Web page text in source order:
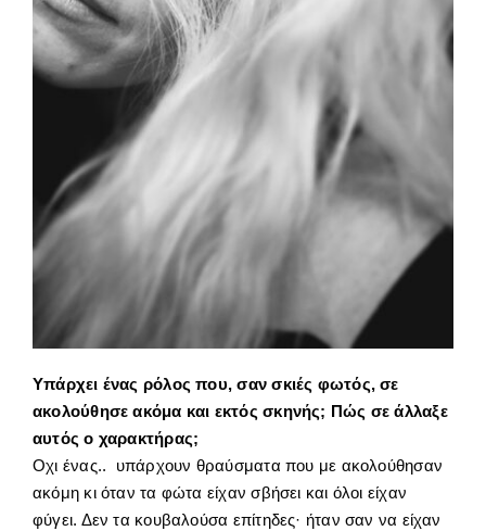
Υπάρχει ένας ρόλος που, σαν σκιές φωτός, σε
ακολούθησε ακόμα και εκτός σκηνής; Πώς σε άλλαξε
αυτός ο χαρακτήρας;
Οχι ένας.. υπάρχουν θραύσματα που με ακολούθησαν
ακόμη κι όταν τα φώτα είχαν σβήσει και όλοι είχαν
φύγει. Δεν τα κουβαλούσα επίτηδες· ήταν σαν να είχαν